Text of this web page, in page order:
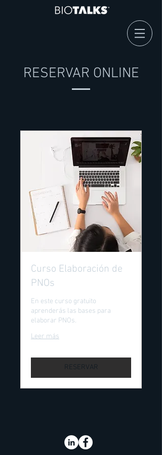
RESERVAR ONLINE
Curso Elaboración de
PNOs
En este curso gratuito
aprenderás las bases para
elaborar PNOs.
Leer más
RESERVAR